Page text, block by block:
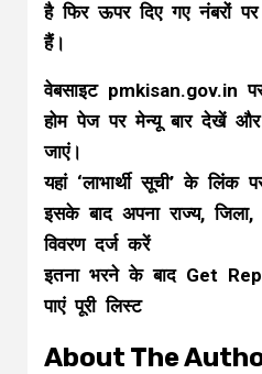
है फिर ऊपर दिए गए नंबरों
हैं।
वेबसाइट pmkisan.gov.in
होम पेज पर मेन्यू बार देखें और
जाएं।
यहां ‘लाभार्थी सूची’ के लिंक
इसके बाद अपना राज्य,
विवरण दर्ज करें
इतना भरने के बाद Get
पाएं पूरी लिस्ट
About The